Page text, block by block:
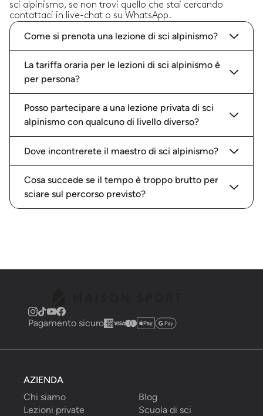
sci alpinismo, se non trovi quello che stai cercando
contattaci in live-chat o su WhatsApp.
Come si prenota una lezione di sci alpinismo?
La tariffa oraria per le lezioni di sci alpinismo è
per persona?
Posso partecipare a una lezione privata di sci
alpinismo con qualcuno di livello diverso?
Dove incontrerete il maestro di sci alpinismo?
Cosa succede se il tempo è troppo brutto per
sciare sul percorso previsto?
Pagamento sicuro
AZIENDA
Chi siamo
Blog
Lezioni private
Scuola di sci